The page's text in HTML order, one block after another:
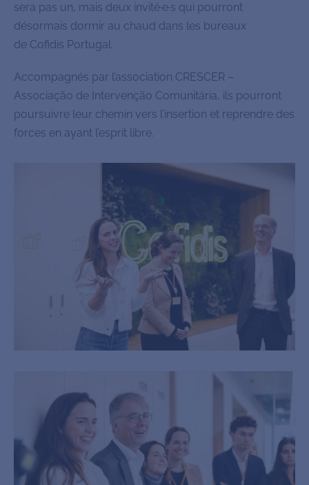
sera pas un, mais deux invité·e·s qui pourront
désormais dormir au chaud dans les bureaux
de Cofidis Portugal.
Accompagnés par l’association CRESCER –
Associação de Intervenção Comunitária, ils pourront
poursuivre leur chemin vers l’insertion et reprendre des
forces en ayant l’esprit libre.